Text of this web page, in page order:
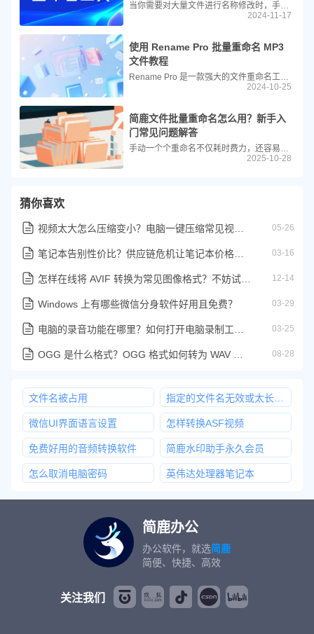
当你需要对大量文件进行名称修改时，手动一个一个地改名字显然不是最有效的方法。这时，批量重命名工具如ReName Pro就显得尤为重要了。下面是一篇简单的教程，指导你如何使用ReName Pro软件来批量更改文件名。
2024-11-17
使用 Rename Pro 批量重命名 MP3
文件教程
Rename Pro 是一款强大的文件重命名工具，支持多种重命名规则，包括替换文本、插入文本、删除文本、使用正则表达式等等。这对于需要频繁处理大量文件重命名工作的用户来说非常有用。以下是如何使用 Rename Pro 批量重命名含有英文字符的MP3文件，并替换为中文名称的步骤。
2024-10-25
简鹿文件批量重命名怎么用？新手入
门常见问题解答
手动一个个重命名不仅耗时费力，还容易出错。这时候，一款高效、易用的批量重命名工具就显得尤为重要。简鹿文件批量重命名正是这样一款专为提升效率而生的软件，支持 Windows 和 macOS 双平台系统，界面简洁，功能强大，即使是新手也能快速上手。
2025-10-28
猜你喜欢
05-26
03-16
12-14
Windows 上有哪些微信分身软件好用且免费？ 03-29
03-25
08-28
文件名被占用
微信UI界面语言设置 怎样转换ASF视频
免费好用的音频转换软件 简鹿水印助手永久会员
怎么取消电脑密码 英伟达处理器笔记本
简鹿办公
办公软件，就选简鹿
简便、快捷、高效
关注我们